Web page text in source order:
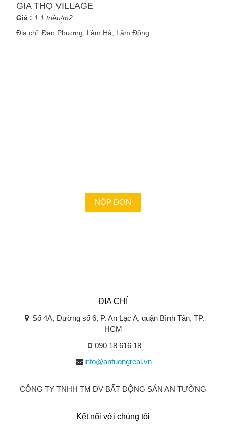
GIA THỌ VILLAGE
Giá : 1,1 triệu/m2
Địa chỉ:Đan Phượng, Lâm Hà, Lâm Đồng
NỘP ĐƠN
ĐỊA CHỈ
Số 4A, Đường số 6, P. An Lạc A, quận Bình Tân, TP.
HCM
090 18 616 18
info@antuongreal.vn
CÔNG TY TNHH TM DV BẤT ĐỘNG SẢN AN TƯỜNG
Kết nối với chúng tôi